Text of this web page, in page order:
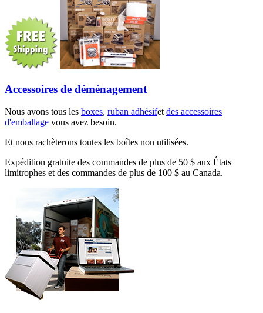
Accessoires de déménagement
Nous avons tous les boxes, ruban adhésifetdes accessoires
d'emballage vous avez besoin.
Et nous rachèterons toutes les boîtes non utilisées.
Expédition gratuite des commandes de plus de 50 $ aux États
limitrophes et des commandes de plus de 100 $ au Canada.